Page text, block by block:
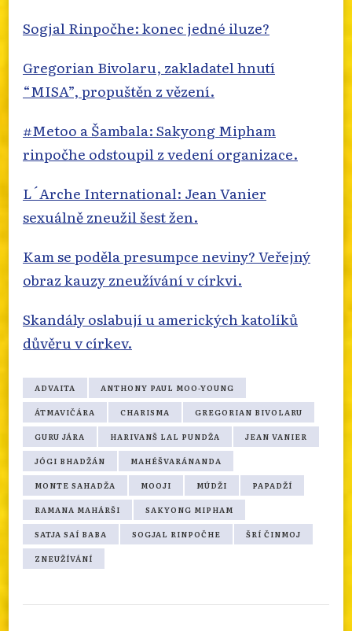
Sogjal Rinpočhe: konec jedné iluze?
Gregorian Bivolaru, zakladatel hnutí
“MISA”, propuštěn z vězení.
#Metoo a Šambala: Sakyong Mipham
rinpočhe odstoupil z vedení organizace.
L´Arche International: Jean Vanier
sexuálně zneužil šest žen.
Kam se poděla presumpce neviny? Veřejný
obraz kauzy zneužívání v církvi.
Skandály oslabují u amerických katolíků
důvěru v církev.
ADVAITA ANTHONY PAUL MOO-YOUNG
ÁTMAVIČÁRA CHARISMA GREGORIAN BIVOLARU
GURU JÁRA HARIVANŠ LAL PUNDŽA JEAN VANIER
JÓGI BHADŽÁN MAHÉŠVARÁNANDA
MONTE SAHADŽA MOOJI MÚDŽI PAPADŽÍ
RAMANA MAHÁRŠI SAKYONG MIPHAM
SATJA SAÍ BABA SOGJAL RINPOČHE ŠRÍ ČINMOJ
ZNEUŽÍVÁNÍ